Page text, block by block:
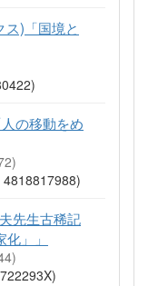
ス)「国境と
の移動をめ
4818817988)
先生古稀記
」」